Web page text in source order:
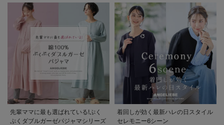
先輩ママに最も選ばれている!ぷく
ぷくダブルガーゼパジャマシリーズ
着回しが効く最新ハレの日スタイル
セレモニー6シーン